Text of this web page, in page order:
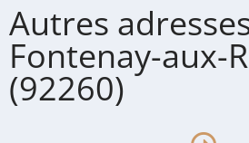
Autres
Fontenay-aux-
(92260)